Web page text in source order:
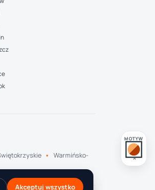
MOTYW
Warmińsko-
Akceptuj wszystko